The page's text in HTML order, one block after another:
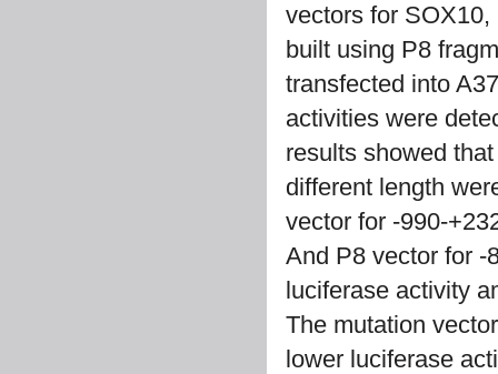
vectors for
built using P8
transfected into
activities were
results showed
different length
vector for -990-
And P8 vector for
luciferase activity
The mutation
lower luciferase